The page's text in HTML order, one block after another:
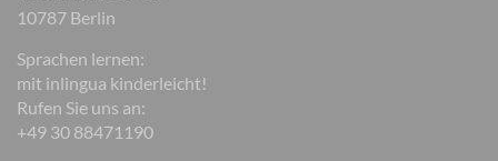
10787 Berlin
Sprachen lernen:
mit inlingua kinderleicht!
Rufen Sie uns an:
+49 30 88471190